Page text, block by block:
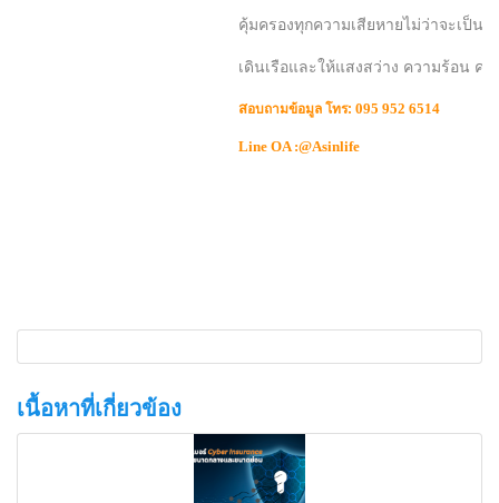
คุ้มครองทุกความเสียหายไม่ว่าจะเป็น
เดินเรือและให้แสงสว่าง ความร้อน ค
สอบถามข้อมูล โทร: 095 952 6514
Line OA :@Asinlife
เนื้อหาที่เกี่ยวข้อง